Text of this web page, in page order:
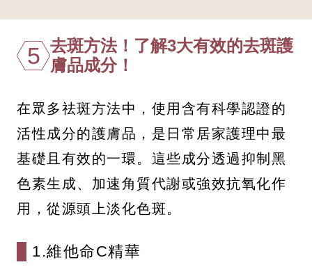
5 去斑方法！了解3大有效的去斑護
膚品成分！
在眾多祛斑方法中，使用含有科學認證的
活性成分的護膚品，是日常居家護理中最
基礎且有效的一環。這些成分透過抑制黑
色素生成、加速角質代謝或強效抗氧化作
用，從源頭上淡化色斑。
1.維他命C精華